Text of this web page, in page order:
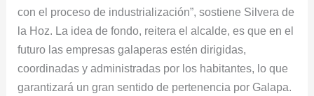
con el proceso de industrialización”, sostiene Silvera de
la Hoz. La idea de fondo, reitera el alcalde, es que en el
futuro las empresas galaperas estén dirigidas,
coordinadas y administradas por los habitantes, lo que
garantizará un gran sentido de pertenencia por Galapa.